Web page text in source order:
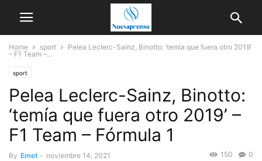
Home sport
Pelea Leclerc-Sainz, Binotto: ‘temía que fuera otro 2019’
– F1 Team –...
sport
Pelea Leclerc-Sainz, Binotto:
‘temía que fuera otro 2019’ –
F1 Team – Fórmula 1
By Emet - noviembre 14, 2021 0
150